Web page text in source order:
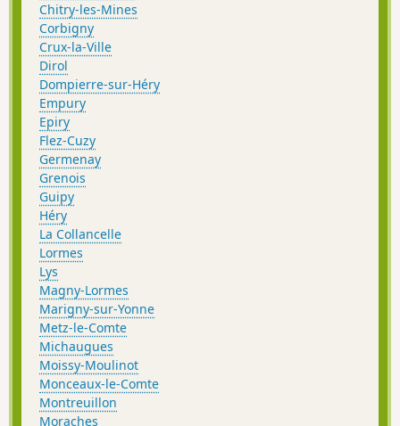
Chitry-les-Mines
Corbigny
Crux-la-Ville
Dirol
Dompierre-sur-Héry
Empury
Epiry
Flez-Cuzy
Germenay
Grenois
Guipy
Héry
La Collancelle
Lormes
Lys
Magny-Lormes
Marigny-sur-Yonne
Metz-le-Comte
Michaugues
Moissy-Moulinot
Monceaux-le-Comte
Montreuillon
Moraches